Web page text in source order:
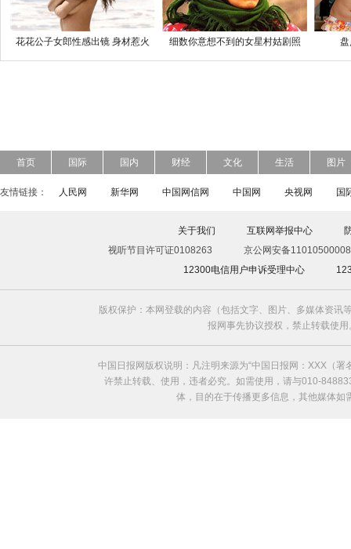
花花公子女郎性感出镜 身材惹火 细数你意想不到的女星村姑剧照
首页 国际 国内 财经 文化 生活 图片
友情链接： 人民网 新华网 中国网信网 中国网 央视网 国
关于我们 互联网举报中心
视听节目许可证0108263
京公网安备
12300电信用户申诉受理中心
版权保护：本网登载的内容（包括文字、图片、多媒体资
报网事先协议授权，禁止转载使
中国日报网版权说明：凡注明来源为“中国日报网：XXX（
许禁止转载、使用，违者必究。如需使用，请与010-
体，目的在于传播更多信息，其他媒体